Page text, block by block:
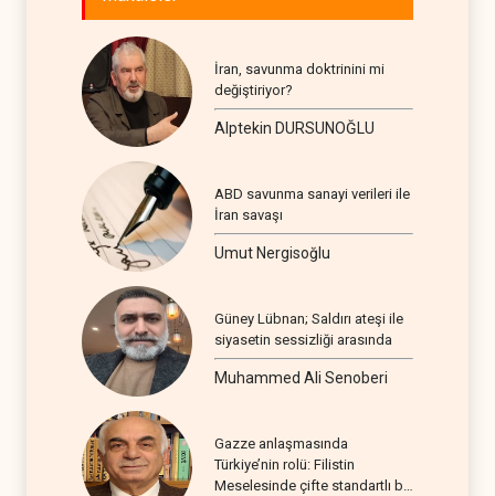
İran, savunma doktrinini mi
değiştiriyor?
Alptekin DURSUNOĞLU
ABD savunma sanayi verileri ile
İran savaşı
Umut Nergisoğlu
Güney Lübnan; Saldırı ateşi ile
siyasetin sessizliği arasında
Muhammed Ali Senoberi
Gazze anlaşmasında
Türkiye’nin rolü: Filistin
Meselesinde çifte standartlı bir